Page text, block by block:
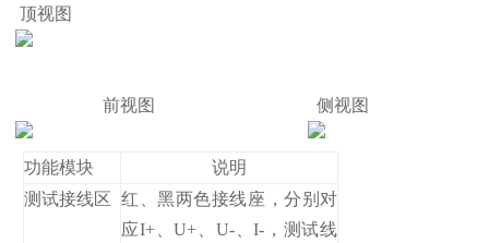
顶视图
前视图 侧视图
功能模块
说明
测试接线区 红、黑两色接线座，分别对
应I+、U+、U-、I-，测试线